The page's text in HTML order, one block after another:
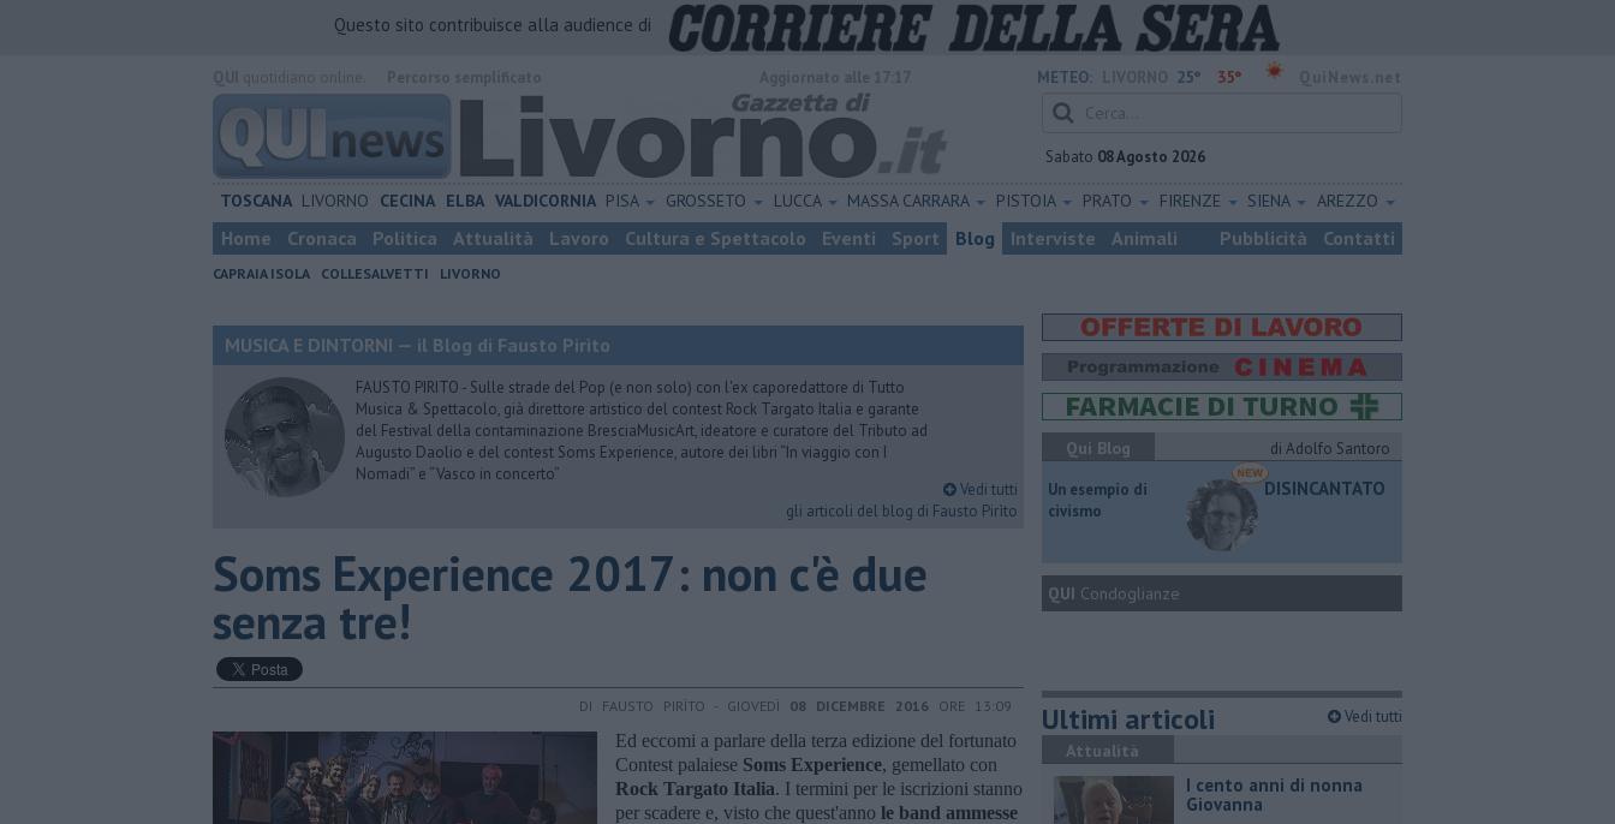
Questo sito contribuisce alla audience di
METEO: 25° 35°
Sabato 08 Agosto 2026
TOSCANA LIVORNO CECINA ELBA VALDICORNIA PISA GROSSETO LUCCA MASSA CARRARA PISTOIA PRATO FIRENZE SIENA AREZZO
Home Cronaca Politica Attualità Lavoro Cultura e Spettacolo Eventi Sport Blog Interviste Animali Pubblicità Contatti
CAPRAIA ISOLA COLLESALVETTI LIVORNO
MUSICA E DINTORNI — il Blog di Fausto Pirìto
FAUSTO PIRITO - Sulle strade del Pop (e non solo) con l'ex caporedattore di Tutto
Musica & Spettacolo, già direttore artistico del contest Rock Targato Italia e garante
del Festival della contaminazione BresciaMusicArt, ideatore e curatore del Tributo ad
Augusto Daolio e del contest Soms Experience, autore dei libri “In viaggio con I
Nomadi” e “Vasco in concerto”
Vedi tutti
gli articoli del blog di Fausto Pirìto
Soms Experience 2017: non c'è due
senza tre!
DI FAUSTO PIRÌTO - GIOVEDÌ 08 DICEMBRE 2016 ORE 13:09
Ed eccomi a parlare della terza edizione del fortunato
Contest palaiese Soms Experience, gemellato con
Rock Targato Italia. I termini per le iscrizioni stanno
per scadere e, visto che quest'anno le band ammesse
Qui Blog
di Adolfo Santoro
​Un esempio di
civismo
DISINCANTATO
QUI Condoglianze
Ultimi articoli Vedi tutti
Attualità
I cento anni di nonna
Giovanna